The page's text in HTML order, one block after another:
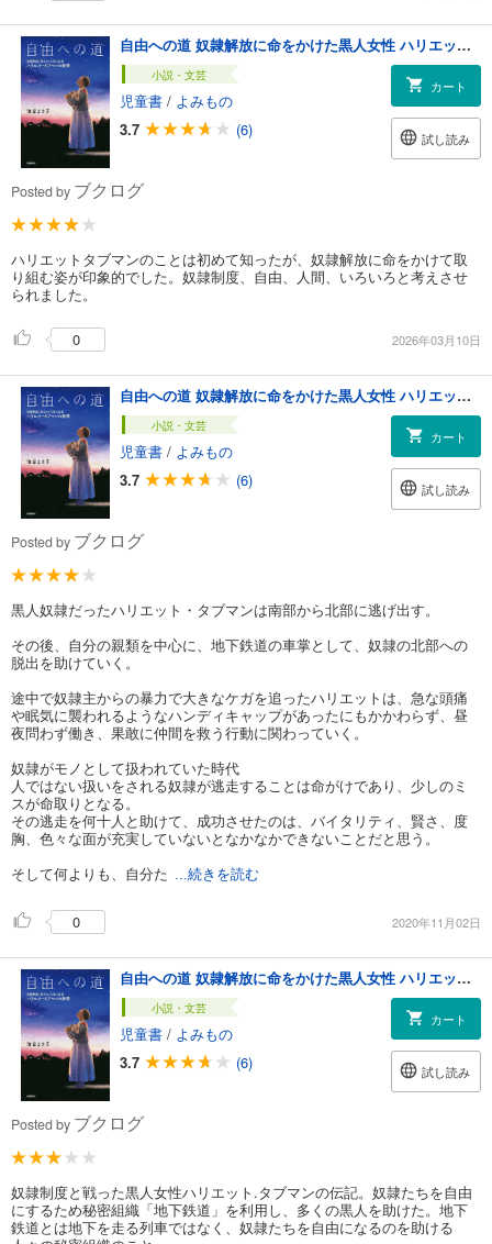
自由への道 奴隷解放に命をかけた黒人女性 ハリエット・タブマンの物語
小説・文芸
児童書 / よみもの
3.7
(6)
カート
試し読み
Posted by ブクログ
ハリエットタブマンのことは初めて知ったが、奴隷解放に命をかけて取
り組む姿が印象的でした。奴隷制度、自由、人間、いろいろと考えさせ
られました。
0 2026年03月10日
自由への道 奴隷解放に命をかけた黒人女性 ハリエット・タブマンの物語
小説・文芸
児童書 / よみもの
3.7
(6)
カート
試し読み
Posted by ブクログ
黒人奴隷だったハリエット・タブマンは南部から北部に逃げ出す。
その後、自分の親類を中心に、地下鉄道の車掌として、奴隷の北部への
脱出を助けていく。
途中で奴隷主からの暴力で大きなケガを追ったハリエットは、急な頭痛
や眠気に襲われるようなハンディキャップがあったにもかかわらず、昼
夜問わず働き、果敢に仲間を救う行動に関わっていく。
奴隷がモノとして扱われていた時代
人ではない扱いをされる奴隷が逃走することは命がけであり、少しのミ
スが命取りとなる。
その逃走を何十人と助けて、成功させたのは、バイタリティ、賢さ、度
胸、色々な面が充実していないとなかなかできないことだと思う。
そして何よりも、自分た ...続きを読む
0 2020年11月02日
自由への道 奴隷解放に命をかけた黒人女性 ハリエット・タブマンの物語
小説・文芸
児童書 / よみもの
3.7
(6)
カート
試し読み
Posted by ブクログ
奴隷制度と戦った黒人女性ハリエット.タブマンの伝記。奴隷たちを自由
にするため秘密組織「地下鉄道」を利用し、多くの黒人を助けた。地下
鉄道とは地下を走る列車ではなく、奴隷たちを自由になるのを助ける